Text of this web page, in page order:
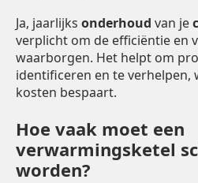
Ja, jaarlijks onderhoud van je
verplicht om de efficiëntie en
waarborgen. Het helpt om
identificeren en te verhelpen,
kosten bespaart.
Hoe vaak moet een
verwarmingsketel
worden?